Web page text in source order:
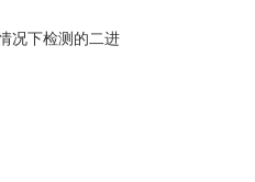
况下检测的二进